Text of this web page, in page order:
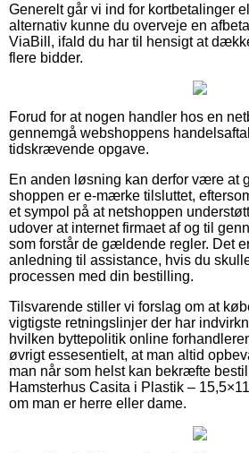
Generelt går vi ind for kortbetalinger
alternativ kunne du overveje en
ViaBill, ifald du har til hensigt at
flere bidder.
Forud for at nogen handler hos en
gennemgå webshoppens
tidskrævende opgave.
En anden løsning kan derfor være at
shoppen er e-mærke tilsluttet,
et sympol på at netshoppen
udover at internet firmaet af og til
som forstår de gældende regler. Det
anledning til assistance, hvis du
processen med din bestilling.
Tilsvarende stiller vi forslag om at
vigtigste retningslinjer der har
hvilken byttepolitik online
øvrigt essesentielt, at man altid
man når som helst kan bekræfte
Hamsterhus Casita i Plastik –
om man er herre eller dame.